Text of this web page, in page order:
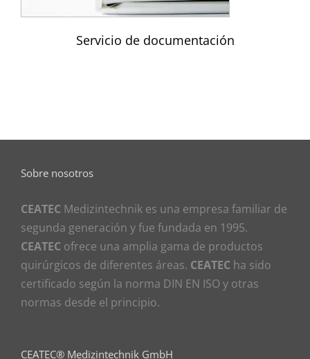
Servicio de documentación
Sobre nosotros
CEATEC Medizintechnik es una empresa familiar de
segunda generación y fue fundada en 1995.
CEATEC ofrece una amplia gama de productos
quirúrgicos de diferentes áreas. CEATEC ha sido
certificado según la norma DIN EN ISO y otras
normas desde el principio.
CEATEC® Medizintechnik GmbH